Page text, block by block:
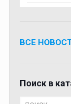
ВСЕ
Поиск в